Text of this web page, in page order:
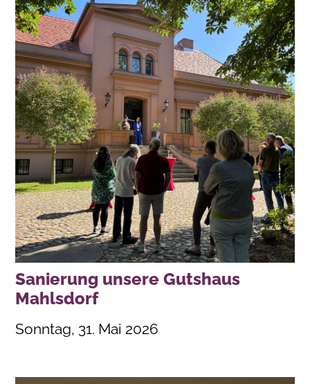
Sanierung unsere Gutshaus
Mahlsdorf
Sonntag, 31. Mai 2026